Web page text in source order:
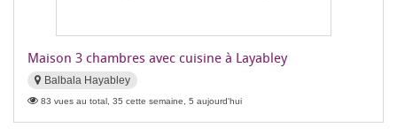
Maison 3 chambres avec cuisine à Layabley
Balbala Hayabley
83 vues au total, 35 cette semaine, 5 aujourd'hui